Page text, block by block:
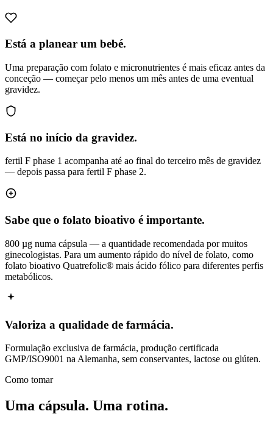
Está a planear um bebé.
Uma preparação com folato e micronutrientes é mais eficaz antes da
conceção — começar pelo menos um mês antes de uma eventual
gravidez.
Está no início da gravidez.
fertil F phase 1 acompanha até ao final do terceiro mês de gravidez
— depois passa para fertil F phase 2.
Sabe que o folato bioativo é importante.
800 µg numa cápsula — a quantidade recomendada por muitos
ginecologistas. Para um aumento rápido do nível de folato, como
folato bioativo Quatrefolic® mais ácido fólico para diferentes perfis
metabólicos.
Valoriza a qualidade de farmácia.
Formulação exclusiva de farmácia, produção certificada
GMP/ISO9001 na Alemanha, sem conservantes, lactose ou glúten.
Como tomar
Uma cápsula. Uma rotina.